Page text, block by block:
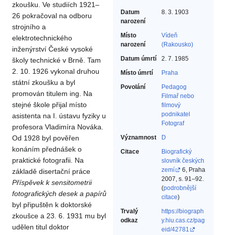
Datum
narození
8. 3. 1903
Místo
narození
Vídeň
(Rakousko)
Datum úmrtí
2. 7. 1985
Místo úmrtí
Praha
Povolání
Pedagog‎
Filmař nebo
filmový
podnikatel‎
Fotograf‎
Významnost
D
Citace
Biografický
slovník českých
zemí
6, Praha
2007, s. 91–92.
(podrobnější
citace)
Trvalý
odkaz
https://biograph
y.hiu.cas.cz/pag
eid/42781
zkoušku. Ve studiích 1921–
26 pokračoval na odboru
strojního a
elektrotechnického
inženýrství České vysoké
školy technické v Brně. Tam
2. 10. 1926 vykonal druhou
státní zkoušku a byl
promován titulem ing. Na
stejné škole přijal místo
asistenta na I. ústavu fyziky u
profesora Vladimíra Nováka.
Od 1928 byl pověřen
konáním přednášek o
praktické fotografii. Na
základě disertační práce
Příspěvek k sensitometrii
fotografických desek a papírů
byl připuštěn k doktorské
zkoušce a 23. 6. 1931 mu byl
udělen titul doktor